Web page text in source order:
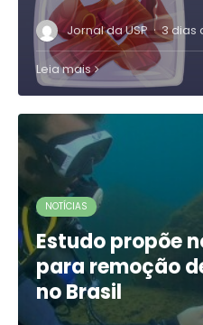
Jornal da USP · 3 dias
Leia mais
NOTÍCIAS
Estudo propõe
para remoção
no Brasil